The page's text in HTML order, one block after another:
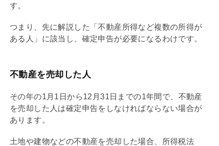
す。
つまり、先に解説した「不動産所得など複数の所得が
ある人」に該当し、確定申告が必要になるわけです。
不動産を売却した人
その年の1月1日から12月31日までの1年間で、不動産
を売却した人は確定申告をしなければならない場合が
あります。
土地や建物などの不動産を売却した場合、所得税法